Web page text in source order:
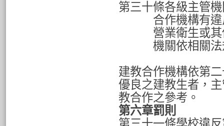
第三十條各級主管
合作機構有
營業衛生或
機關依相關
建教合作機構依第
優良之建教生者，
教合作之參考。
第六章罰則